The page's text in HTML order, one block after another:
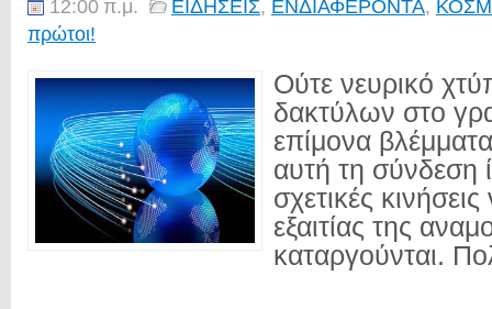
12:00 π.μ. ΕΙΔΗΣΕΙΣ, ΕΝΔΙΑΦΕΡΟΝΤΑ,
πρώτοι!
Ούτε νευρικό
δακτύλων στο
επίμονα
αυτή τη σύνδεση
σχετικές
εξαιτίας της
καταργούνται.